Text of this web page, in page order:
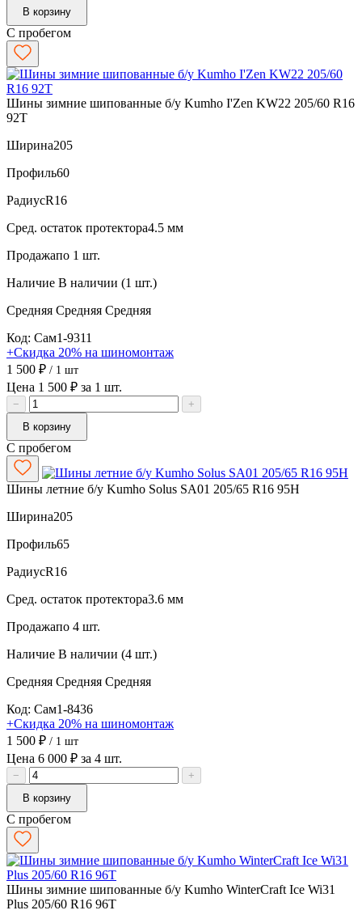
В корзину
С пробегом
Шины зимние шипованные б/у Kumho I'Zen KW22 205/60 R16
92T
Ширина205
Профиль60
РадиусR16
Сред. остаток протектора4.5 мм
Продажапо 1 шт.
Наличие В наличии (1 шт.)
Средняя Средняя Средняя
Код: Сам1-9311
+Скидка 20% на шиномонтаж
1 500 ₽ / 1 шт
Цена 1 500 ₽ за 1 шт.
−
+
В корзину
С пробегом
Шины летние б/у Kumho Solus SA01 205/65 R16 95H
Ширина205
Профиль65
РадиусR16
Сред. остаток протектора3.6 мм
Продажапо 4 шт.
Наличие В наличии (4 шт.)
Средняя Средняя Средняя
Код: Сам1-8436
+Скидка 20% на шиномонтаж
1 500 ₽ / 1 шт
Цена 6 000 ₽ за 4 шт.
−
+
В корзину
С пробегом
Шины зимние шипованные б/у Kumho WinterCraft Ice Wi31
Plus 205/60 R16 96T